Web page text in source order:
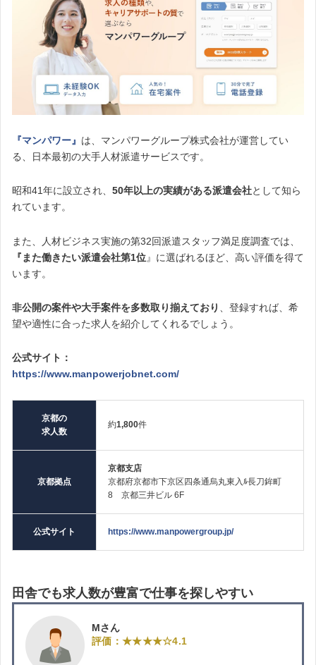
『マンパワー』 は、マンパワーグループ株式会社が運営してい
る、日本最初の大手人材派遣サービスです。
昭和41年に設立され、 50年以上の実績がある派遣会社として知ら
れています。
また、人材ビジネス実施の第32回派遣スタッフ満足度調査では、
『また働きたい派遣会社第1位』に選ばれるほど、高い評価を得て
います。
非公開の案件や大手案件を多数取り揃えており
、登録すれば、希
望や適性に合った求人を紹介してくれるでしょう。
公式サイト：
https://www.manpowerjobnet.com/
京都の
求人数
約1,800件
京都拠点
京都支店
京都府京都市下京区四条通烏丸東入ﾙ長刀鉾町
8 京都三井ビル 6F
公式サイト https://www.manpowergroup.jp/
田舎でも求人数が豊富で仕事を探しやすい
Mさん
評価：★★★★☆4.1